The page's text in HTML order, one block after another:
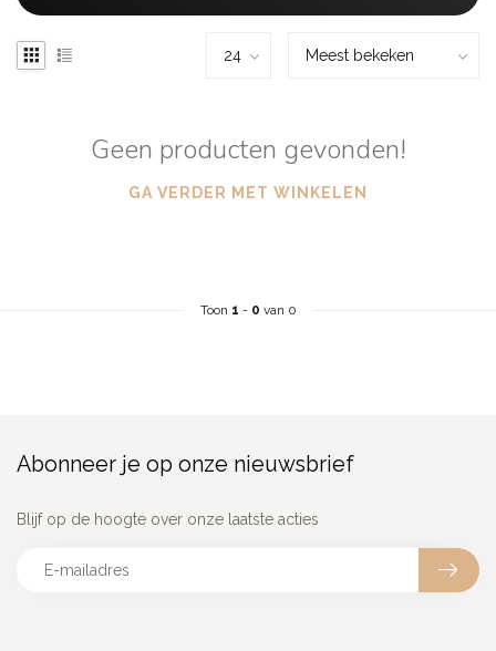
Geen producten gevonden!
GA VERDER MET WINKELEN
Toon 1 - 0 van 0
Abonneer je op onze nieuwsbrief
Blijf op de hoogte over onze laatste acties